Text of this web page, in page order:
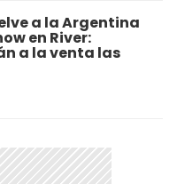
a la Argentina
en River:
a la venta las